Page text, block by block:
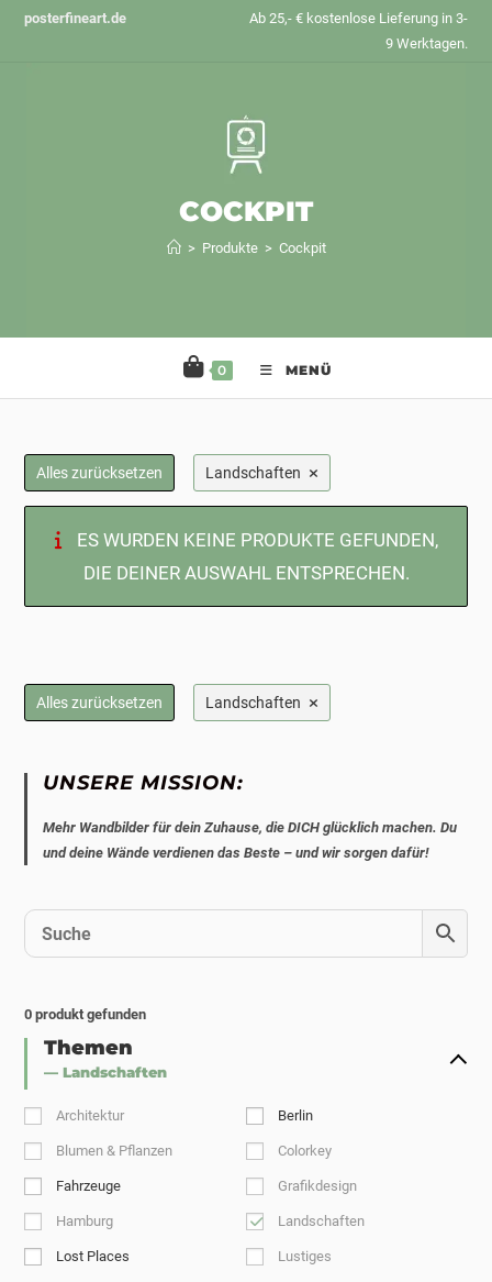
Zumposterfineart.de
Ab 25,- € kostenlose Lieferung in 3-
9 Werktagen.
COCKPIT
> Produkte > Cockpit
0 MENÜ
Alles zurücksetzen Landschaften ×
ES WURDEN KEINE PRODUKTE GEFUNDEN,
DIE DEINER AUSWAHL ENTSPRECHEN.
Alles zurücksetzen Landschaften ×
UNSERE MISSION:
Mehr Wandbilder für dein Zuhause, die DICH glücklich machen. Du
und deine Wände verdienen das Beste – und wir sorgen dafür!
0 produkt gefunden
Themen
— Landschaften
Architektur Berlin
Blumen & Pflanzen Colorkey
Fahrzeuge Grafikdesign
Hamburg Landschaften
Lost Places Lustiges